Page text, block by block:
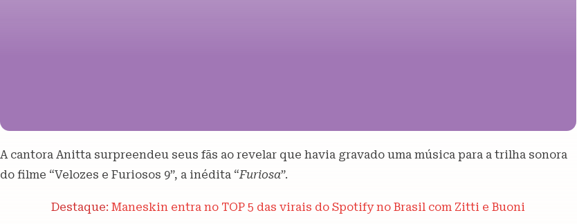
A cantora Anitta surpreendeu seus fãs ao revelar que havia gravado uma música para a trilha sonora
do filme “Velozes e Furiosos 9”, a inédita “Furiosa”.
Destaque:Maneskin entra no TOP 5 das virais do Spotify no Brasil com Zitti e Buoni